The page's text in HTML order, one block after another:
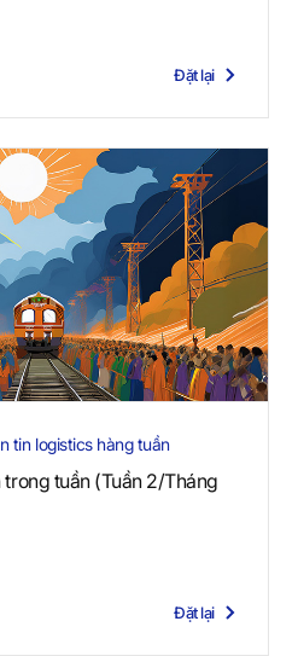
Đặt lại
tin logistics hàng tuần
tuần (Tuần 2/Tháng
Đặt lại